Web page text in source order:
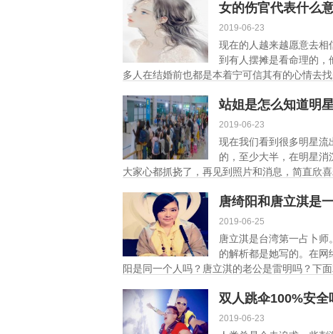
炸机
可
女的伤官代表什么
2019-06-23
现在的人越来越愿意去
到有人摆摊是看命理的，
多人在结婚前也都是本着宁可信其有的心情去
站姐是怎么知道明
2019-06-23
现在我们看到很多明星
的，至少大半，在明星消
大家心都抓挠了，再见到照片和消息，简直欣
唐绮阳和唐立淇是
2019-06-25
唐立淇是台湾第一占卜
的解析都是她写的。在
阳是同一个人吗？唐立淇的老公是雷明吗？下
双人跳伞100%安全
2019-06-23